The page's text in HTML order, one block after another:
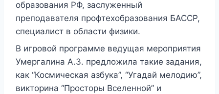
образования РФ, заслуженный
преподавателя профтехобразования БАССР,
специалист в области физики.
В игровой программе ведущая мероприятия
Умергалина А.З. предложила такие задания,
как “Космическая азбука”, “Угадай мелодию”,
викторина “Просторы Вселенной” и